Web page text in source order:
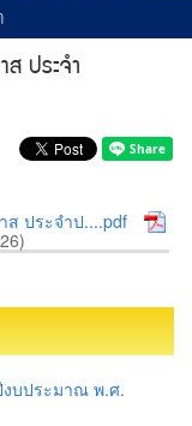
ประจำ
ส ประจำป....pdf
งบประมาณ พ.ศ.